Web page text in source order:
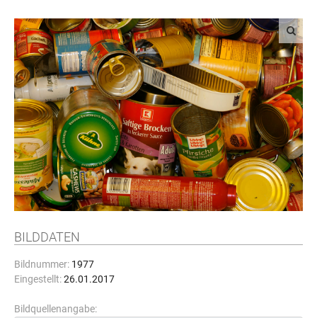
BILDDATEN
Bildnummer: 1977
Eingestellt:26.01.2017
Bildquellenangabe: